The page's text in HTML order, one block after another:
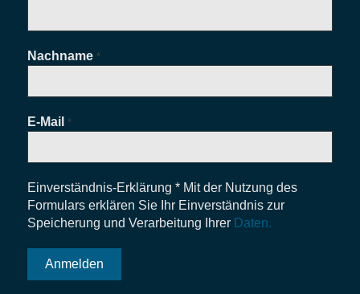
Nachname *
E-Mail *
Einverständnis-Erklärung * Mit der Nutzung des
Formulars erklären Sie Ihr Einverständnis zur
Speicherung und Verarbeitung Ihrer Daten.